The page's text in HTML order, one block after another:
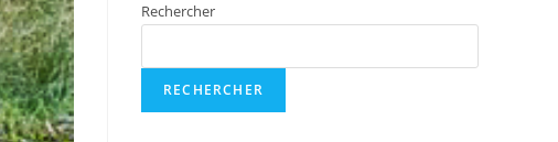
Rechercher
RECHERCHER